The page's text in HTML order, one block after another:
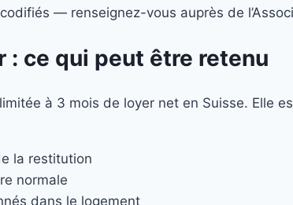
— renseignez-vous auprès de
: ce qui peut être retenu
à 3 mois de loyer net en Suisse. Elle
la restitution
normale
dans le logement